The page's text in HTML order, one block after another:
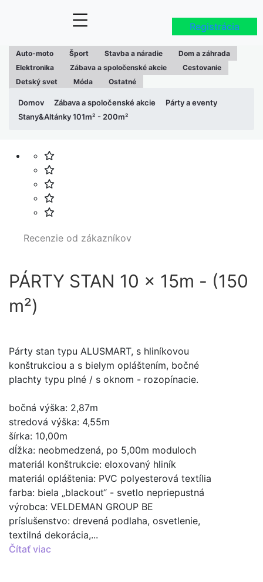
Registrácia
Auto-moto Šport Stavba a náradie
Dom a záhrada
Elektronika
Zábava a spoločenské akcie
Cestovanie
Detský svet
Móda Ostatné
Domov Zábava a spoločenské akcie
Párty a eventy
Stany&Altánky 101m² - 200m²
Recenzie od zákazníkov
PÁRTY STAN 10 x 15m - (150
m²)
Párty stan typu ALUSMART, s hliníkovou
konštrukciou a s bielym opláštením, bočné
plachty typu plné / s oknom - rozopínacie.
bočná výška: 2,87m
stredová výška: 4,55m
šírka: 10,00m
dĺžka: neobmedzená, po 5,00m moduloch
materiál konštrukcie: eloxovaný hliník
materiál opláštenia: PVC polyesterová textília
farba: biela „blackout“ - svetlo nepriepustná
výrobca: VELDEMAN GROUP BE
príslušenstvo: drevená podlaha, osvetlenie,
Čítať viac